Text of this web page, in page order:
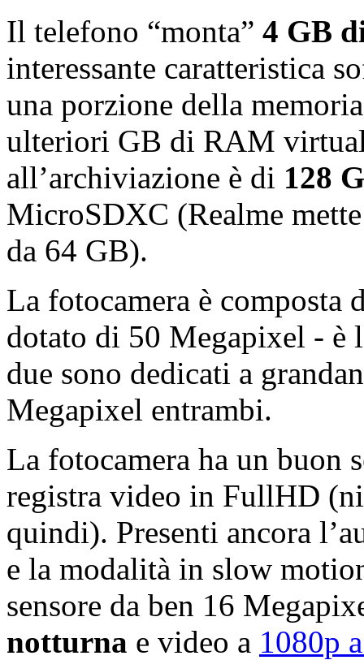
Il telefono “monta” 4 GB
interessante caratteristica
una porzione della
ulteriori GB di RAM
all’archiviazione è di 128
MicroSDXC (Realme
da 64 GB).
La fotocamera è composta
dotato di 50 Megapixel - è
due sono dedicati a
Megapixel entrambi.
La fotocamera ha un buon
registra video in FullHD
quindi). Presenti ancora
e la modalità in slow
sensore da ben 16
notturna e video a 1080p